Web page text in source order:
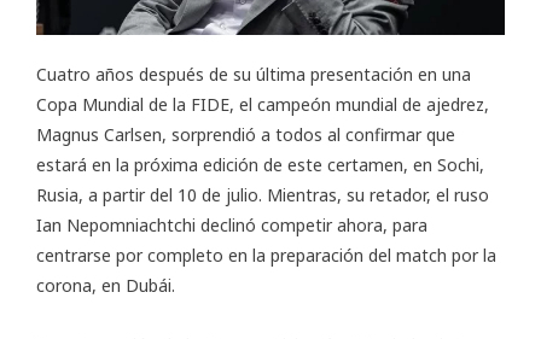
Cuatro años después de su última presentación en una
Copa Mundial de la FIDE, el campeón mundial de ajedrez,
Magnus Carlsen, sorprendió a todos al confirmar que
estará en la próxima edición de este certamen, en Sochi,
Rusia, a partir del 10 de julio. Mientras, su retador, el ruso
Ian Nepomniachtchi declinó competir ahora, para
centrarse por completo en la preparación del match por la
corona, en Dubái.